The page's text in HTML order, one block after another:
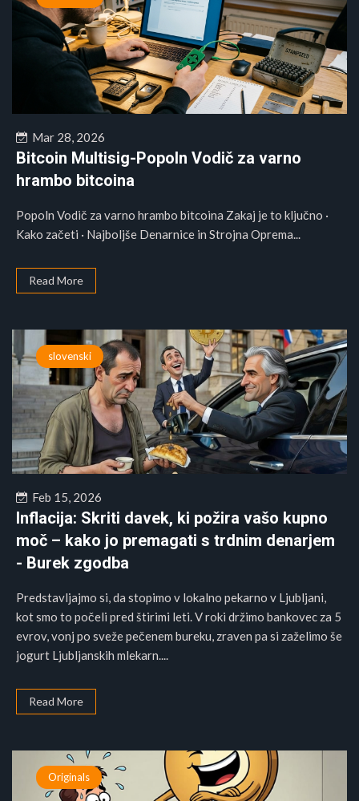
Mar 28, 2026
Bitcoin Multisig-Popoln Vodič za varno
hrambo bitcoina
Popoln Vodič za varno hrambo bitcoina Zakaj je to ključno ·
Kako začeti · Najboljše Denarnice in Strojna Oprema...
Read More
slovenski
Feb 15, 2026
Inflacija: Skriti davek, ki požira vašo kupno
moč – kako jo premagati s trdnim denarjem
- Burek zgodba
Predstavljajmo si, da stopimo v lokalno pekarno v Ljubljani,
kot smo to počeli pred štirimi leti. V roki držimo bankovec za 5
evrov, vonj po sveže pečenem bureku, zraven pa si zaželimo še
jogurt Ljubljanskih mlekarn....
Read More
Originals